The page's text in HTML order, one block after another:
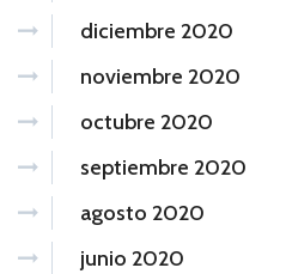
diciembre 2020
noviembre 2020
octubre 2020
septiembre 2020
agosto 2020
junio 2020